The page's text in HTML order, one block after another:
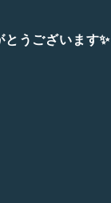
うございます✨